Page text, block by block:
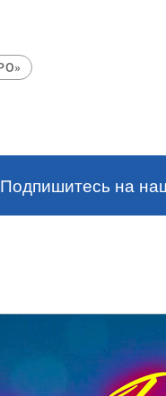
Подпишитесь на